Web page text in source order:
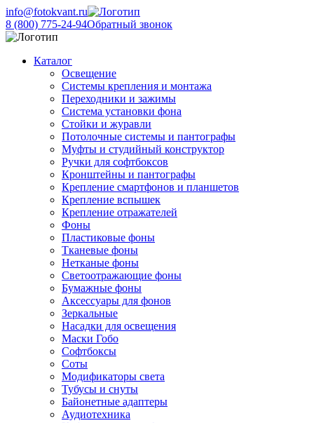
info@fotokvant.ru
8 (800) 775-24-94Обратный звонок
Каталог
Освещение
Системы крепления и монтажа
Переходники и зажимы
Система установки фона
Стойки и журавли
Потолочные системы и пантографы
Муфты и студийный конструктор
Ручки для софтбоксов
Кронштейны и пантографы
Крепление смартфонов и планшетов
Крепление вспышек
Крепление отражателей
Фоны
Пластиковые фоны
Тканевые фоны
Нетканые фоны
Светоотражающие фоны
Бумажные фоны
Аксессуары для фонов
Зеркальные
Насадки для освещения
Маски Гобо
Софтбоксы
Соты
Модификаторы света
Тубусы и снуты
Байонетные адаптеры
Аудиотехника